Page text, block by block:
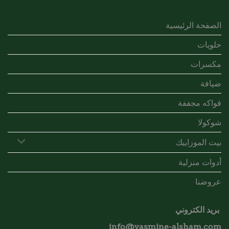
الصفحة الرئيسية
حلويات
مكسرات
ضيافة
فواكه مجففة
شوكولا
بيت الموزاييك
أدوات منزلية
عروضنا
بريد الكتروني
info@yasmine-alsham.com